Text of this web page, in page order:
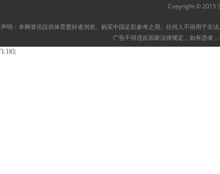
Copyright © 2015
声明：本网资讯仅供体育爱好者浏览、购买中国足彩参考之用。任何人不得用于非
广告不得违反国家法律规定，如有违者
'); })();